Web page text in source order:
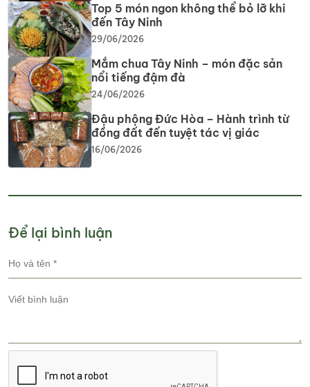
Top 5 món ngon không thể bỏ lỡ khi
đến Tây Ninh
29/06/2026
Mắm chua Tây Ninh – món đặc sản
nổi tiếng đậm đà
24/06/2026
Đậu phộng Đức Hòa – Hành trình từ
đồng đất đến tuyệt tác vị giác
16/06/2026
Để lại bình luận